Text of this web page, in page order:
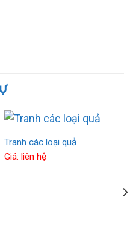
Tranh các loại quả
Giá: liên hệ